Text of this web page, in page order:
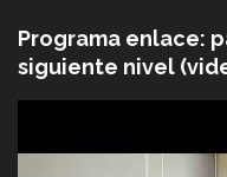
Programa enlace:
siguiente nivel